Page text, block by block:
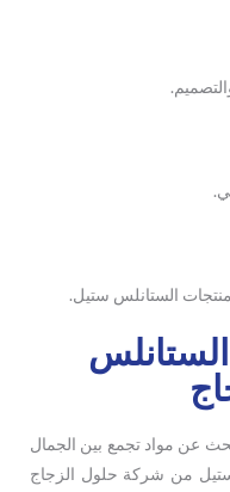
الستانلس ستيل.
عن مواد تجمع بين الجمال
ستيل من شركة حلول الزجاج